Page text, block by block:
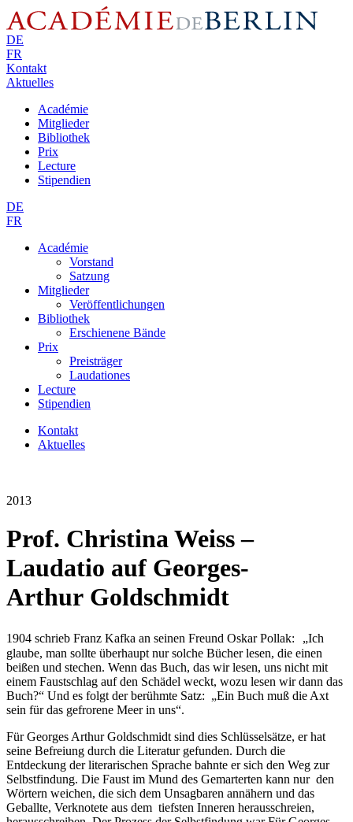
DE
FR
Kontakt
Aktuelles
Académie
Mitglieder
Bibliothek
Prix
Lecture
Stipendien
DE
FR
Académie
Vorstand
Satzung
Mitglieder
Veröffentlichungen
Bibliothek
Erschienene Bände
Prix
Preisträger
Laudationes
Lecture
Stipendien
Kontakt
Aktuelles
2013
Prof. Christina Weiss –
Laudatio auf Georges-
Arthur Goldschmidt
1904 schrieb Franz Kafka an seinen Freund Oskar Pollak: „Ich
glaube, man sollte überhaupt nur solche Bücher lesen, die einen
beißen und stechen. Wenn das Buch, das wir lesen, uns nicht mit
einem Faustschlag auf den Schädel weckt, wozu lesen wir dann das
Buch?“ Und es folgt der berühmte Satz: „Ein Buch muß die Axt
sein für das gefrorene Meer in uns“.
Für Georges Arthur Goldschmidt sind dies Schlüsselsätze, er hat
seine Befreiung durch die Literatur gefunden. Durch die
Entdeckung der literarischen Sprache bahnte er sich den Weg zur
Selbstfindung. Die Faust im Mund des Gemarterten kann nur den
Wörtern weichen, die sich dem Unsagbaren annähern und das
Geballte, Verknotete aus dem tiefsten Inneren herausschreien,